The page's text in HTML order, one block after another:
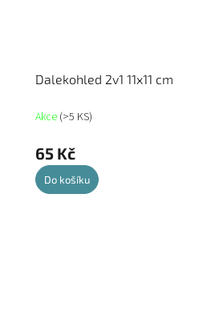
Dalekohled 2v1 11x11 cm
Akce (>5 KS)
65 Kč
Do košíku